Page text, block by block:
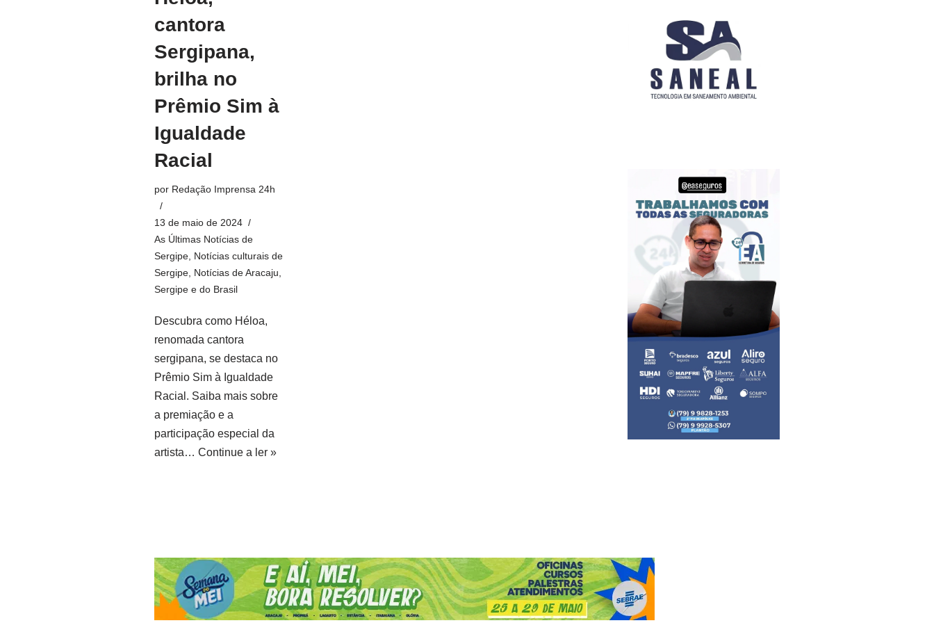
cantora
Sergipana,
brilha no
Prêmio Sim à
Igualdade
Racial
por Redação Imprensa 24h
13 de maio de 2024
As Últimas Notícias de
Sergipe, Notícias culturais de
Sergipe, Notícias de Aracaju,
Sergipe e do Brasil
Descubra como Héloa,
renomada cantora
sergipana, se destaca no
Prêmio Sim à Igualdade
Racial. Saiba mais sobre
a premiação e a
participação especial da
artista… Continue a ler »